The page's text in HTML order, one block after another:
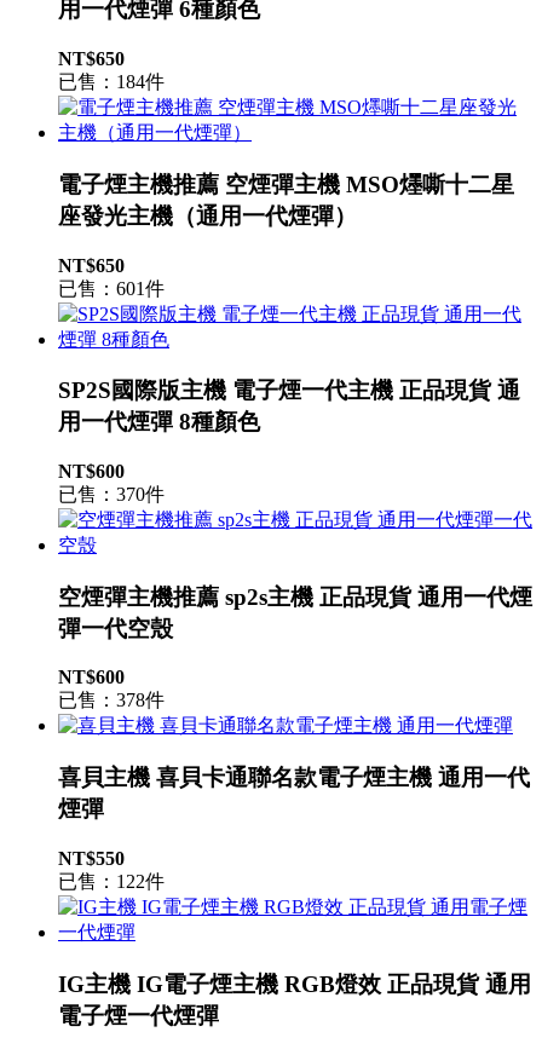
用一代煙彈 6種顏色
NT$650
已售：184件
電子煙主機推薦 空煙彈主機 MSO爅嘶十二星
座發光主機（通用一代煙彈）
NT$650
已售：601件
SP2S國際版主機 電子煙一代主機 正品現貨 通
用一代煙彈 8種顏色
NT$600
已售：370件
空煙彈主機推薦 sp2s主機 正品現貨 通用一代煙
彈一代空殼
NT$600
已售：378件
喜貝主機 喜貝卡通聯名款電子煙主機 通用一代
煙彈
NT$550
已售：122件
IG主機 IG電子煙主機 RGB燈效 正品現貨 通用
電子煙一代煙彈